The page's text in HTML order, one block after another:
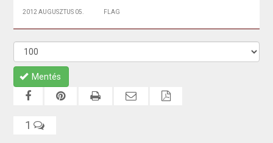
2012 AUGUSZTUS 05. FLAG
Mentés
1